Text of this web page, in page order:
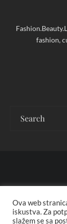
fashion,
POLITIKA
Ova web
iskustva. Za
slažem se sa